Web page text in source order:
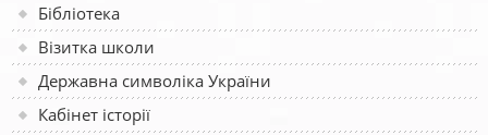
Бібліотека
Візитка школи
Державна символіка України
Кабінет історії